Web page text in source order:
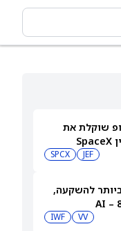
שוקלת את
הספקולציות על מיזוג בין SpaceX
JEF
SPCX
ביותר להשקעה,
VV
IWF